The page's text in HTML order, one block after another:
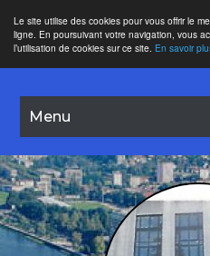
Le site utilise des cookies pour vous offrir le
ligne. En poursuivant votre navigation, vous
l’utilisation de cookies sur ce site. En savoir
Menu